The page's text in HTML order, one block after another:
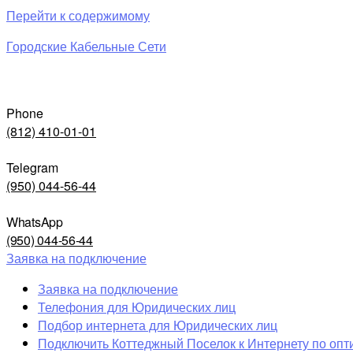
Перейти к содержимому
Городские Кабельные Сети
Phone
(812) 410-01-01
Telegram
(950) 044-56-44
WhatsApp
(950) 044-56-44
Заявка на подключение
Заявка на подключение
Телефония для Юридических лиц
Подбор интернета для Юридических лиц
Подключить Коттеджный Поселок к Интернету по